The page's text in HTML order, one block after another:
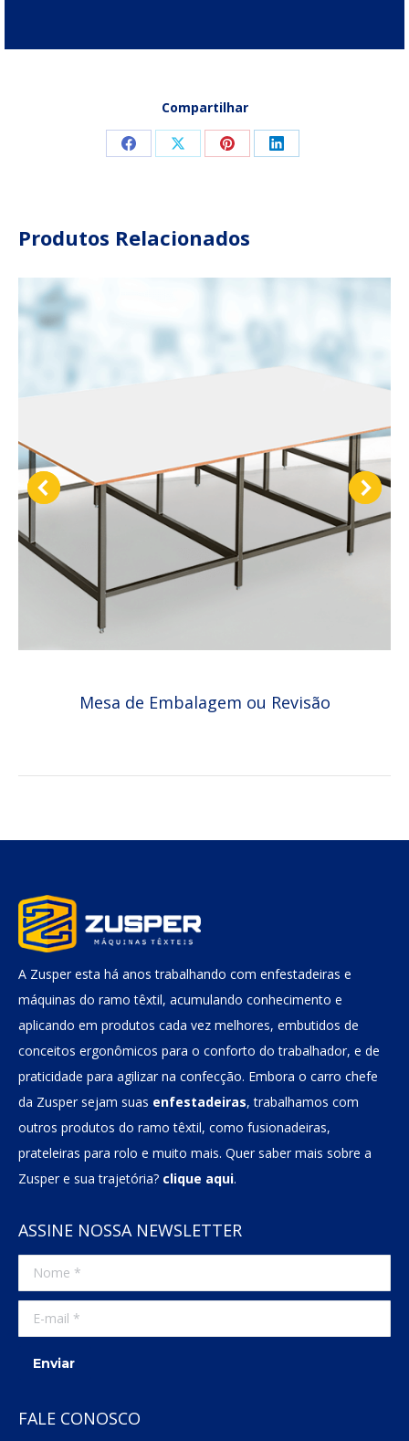
Compartilhar
CompartilharCompartilharCompartilharCompartilhar
Produtos Relacionados
Mesa de Embalagem ou Revisão
A Zusper esta há anos trabalhando com enfestadeiras e
máquinas do ramo têxtil, acumulando conhecimento e
aplicando em produtos cada vez melhores, embutidos de
conceitos ergonômicos para o conforto do trabalhador, e de
praticidade para agilizar na confecção. Embora o carro chefe
da Zusper sejam suas enfestadeiras, trabalhamos com
outros produtos do ramo têxtil, como fusionadeiras,
prateleiras para rolo e muito mais. Quer saber mais sobre a
Zusper e sua trajetória? clique aqui.
ASSINE NOSSA NEWSLETTER
Nome *
E-mail *
Enviar
FALE CONOSCO